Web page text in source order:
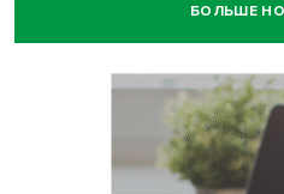
Нейросеть для диагностики
Двум бойцам СВО после
«оживили» нервы в
БОЛЬШЕ